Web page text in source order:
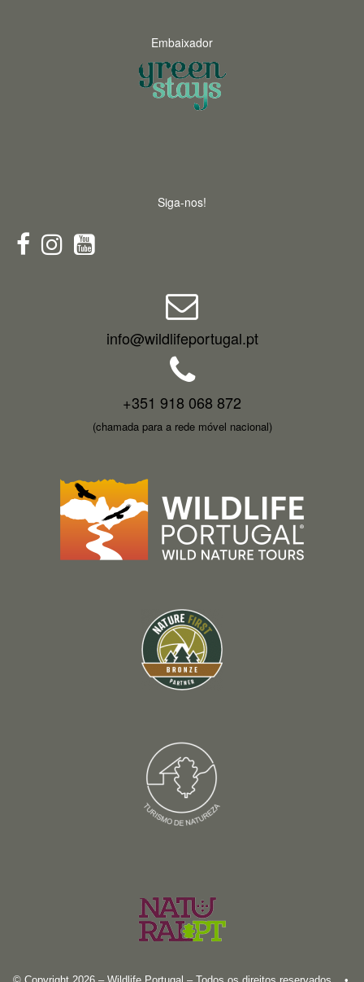
Embaixador
Siga-nos!
info@wildlifeportugal.pt
+351 918 068 872
(chamada para a rede móvel nacional)